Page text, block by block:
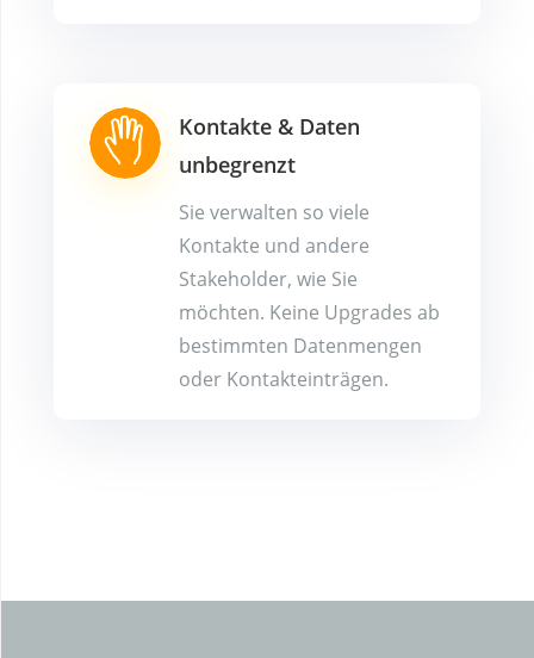
Kontakte & Daten
unbegrenzt
Sie verwalten so viele
Kontakte und andere
Stakeholder, wie Sie
möchten. Keine Upgrades ab
bestimmten Datenmengen
oder Kontakteinträgen.